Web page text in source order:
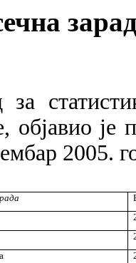
за
објавио је
2005.